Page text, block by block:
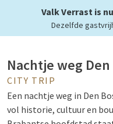
Valk Verrast is
Dezelfde
met Van der
Nachtje weg Den
CITY TRIP
Een nachtje weg in Den
vol historie, cultuur en